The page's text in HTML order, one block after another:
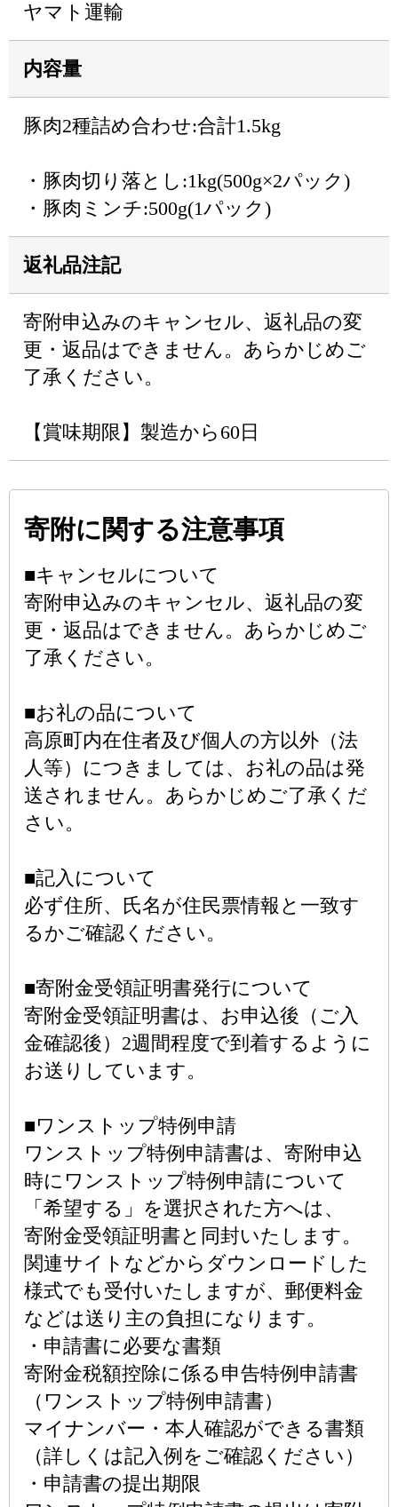
ヤマト運輸
内容量
豚肉2種詰め合わせ:合計1.5kg
・豚肉切り落とし:1kg(500g×2パック)
・豚肉ミンチ:500g(1パック)
返礼品注記
寄附申込みのキャンセル、返礼品の変
更・返品はできません。あらかじめご
了承ください。
【賞味期限】製造から60日
寄附に関する注意事項
■キャンセルについて
寄附申込みのキャンセル、返礼品の変
更・返品はできません。あらかじめご
了承ください。
■お礼の品について
高原町内在住者及び個人の方以外（法
人等）につきましては、お礼の品は発
送されません。あらかじめご了承くだ
さい。
■記入について
必ず住所、氏名が住民票情報と一致す
るかご確認ください。
■寄附金受領証明書発行について
寄附金受領証明書は、お申込後（ご入
金確認後）2週間程度で到着するように
お送りしています。
■ワンストップ特例申請
ワンストップ特例申請書は、寄附申込
時にワンストップ特例申請について
「希望する」を選択された方へは、
寄附金受領証明書と同封いたします。
関連サイトなどからダウンロードした
様式でも受付いたしますが、郵便料金
などは送り主の負担になります。
・申請書に必要な書類
寄附金税額控除に係る申告特例申請書
（ワンストップ特例申請書）
マイナンバー・本人確認ができる書類
（詳しくは記入例をご確認ください）
・申請書の提出期限